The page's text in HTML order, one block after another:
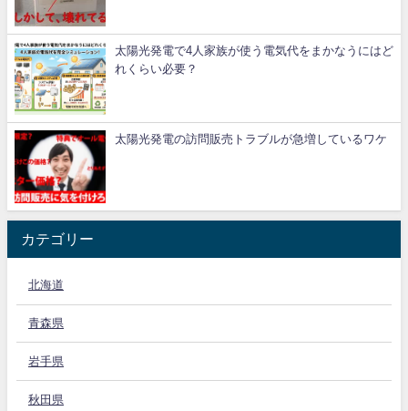
太陽光発電で4人家族が使う電気代をまかなうにはど
れくらい必要？
太陽光発電の訪問販売トラブルが急増しているワケ
カテゴリー
北海道
青森県
岩手県
秋田県